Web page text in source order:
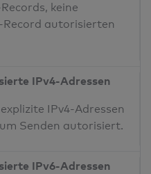
keine
autorisierten
IPv4-Adressen
IPv4-Adressen
Senden autorisiert.
IPv6-Adressen